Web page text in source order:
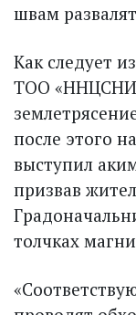
швам
Как следует
ТОО
после этого
выступил
призвав
толчках